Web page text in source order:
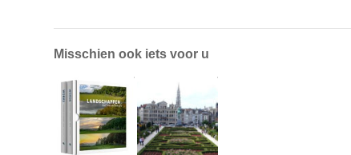
Misschien ook iets voor u